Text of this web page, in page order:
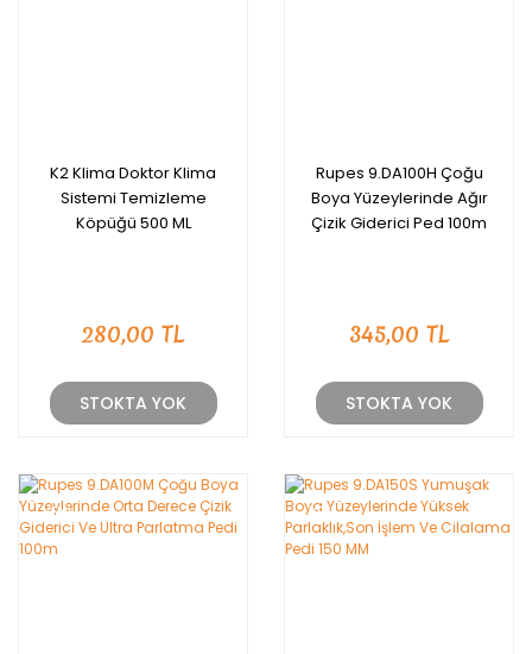
K2 Klima Doktor Klima
Sistemi Temizleme
Köpüğü 500 ML
280,00 TL
STOKTA YOK
Rupes 9.DA100H Çoğu
Boya Yüzeylerinde Ağır
Çizik Giderici Ped 100m
345,00 TL
STOKTA YOK
YENİ YENİ